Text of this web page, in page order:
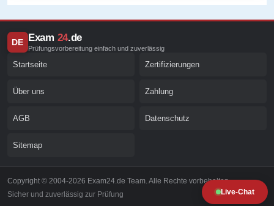
Live-Chat
DE Exam 24.de
Prüfungsvorbereitung einfach und zuverlässig
Startseite Zertifizierungen
Über uns Zahlung
AGB Datenschutz
Sitemap
Copyright © 2004-2026 Exam24.de Team. Alle Rechte vorbehalten.
Sicher und zuverlässig zur Prüfung